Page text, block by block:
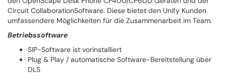
Circuit CollaborationSoftware. Diese bietet den Unify Kunden
umfassendere Möglichkeiten für die Zusammenarbeit im Team.
Betriebssoftware
SIP-Software ist vorinstalliert
Plug & Play / automatische Software-Bereitstellung über
DLS